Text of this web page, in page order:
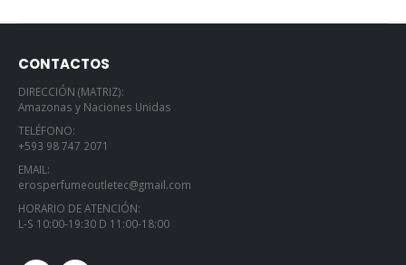
CONTACTOS
DIRECCIÓN (MATRIZ):
Amazonas y Naciones Unidas
TELÉFONO:
+593 98 747 2071
EMAIL:
erosperfumeoutletec@gmail.com
HORARIO DE ATENCIÓN:
L-S 10:00-19:30 D 11:00-18:00